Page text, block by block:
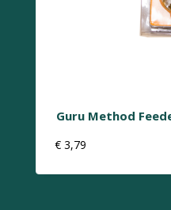
Guru Method
€ 3,79